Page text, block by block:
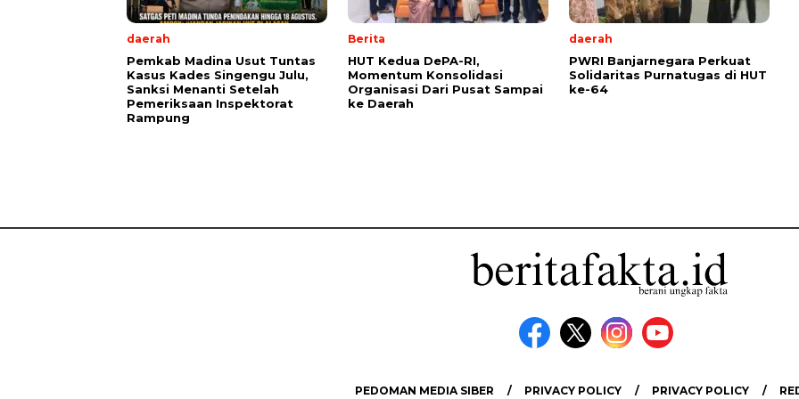
daerah
Pemkab Madina Usut Tuntas
Kasus Kades Singengu Julu,
Sanksi Menanti Setelah
Pemeriksaan Inspektorat
Rampung
Berita
HUT Kedua DePA-RI,
Momentum Konsolidasi
Organisasi Dari Pusat Sampai
ke Daerah
daerah
PWRI Banjarnegara Perkuat
Solidaritas Purnatugas di HUT
ke-64
PEDOMAN MEDIA SIBER PRIVACY POLICY PRIVACY POLICY